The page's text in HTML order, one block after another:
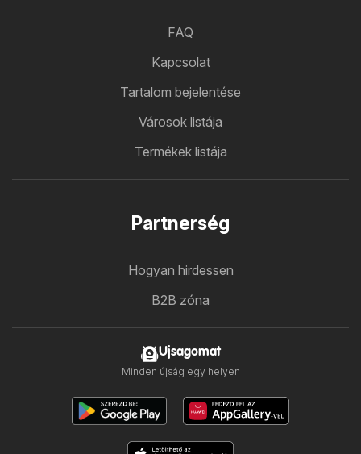
FAQ
Kapcsolat
Tartalom bejelentése
Városok listája
Termékek listája
Partnerség
Hogyan hirdessen
B2B zóna
Ujsagomat
Minden újság egy helyen